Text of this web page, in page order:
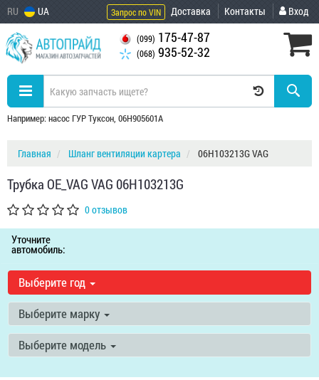
RU UA Запрос по VIN Доставка Контакты Вход
(099) 175-47-87
(068) 935-52-32
Например: насос ГУР Туксон, 06H905601A
Главная Шланг вентиляции картера 06H103213G VAG
Трубка OE_VAG VAG 06H103213G
0 отзывов
Уточните
автомобиль:
Выберите год
Выберите марку
Выберите модель